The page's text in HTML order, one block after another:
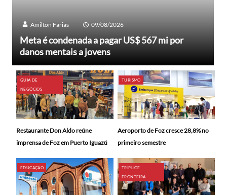
Amilton Farias 09/08/2026
Meta é condenada a pagar US$ 567 mi por
danos mentais a jovens
GUIA DE
NEGÓCIOS
Restaurante Don Aldo reúne
imprensa de Foz em Puerto Iguazú
TURISMO
Aeroporto de Foz cresce 28,8% no
primeiro semestre
EDUCAÇÃO
TRÍPLICE
FRONTEIRA